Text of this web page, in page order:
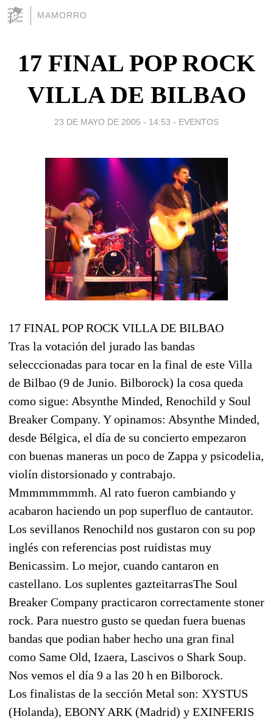
MAMORRO
17 FINAL POP ROCK
VILLA DE BILBAO
23 DE MAYO DE 2005 - 14:53 - EVENTOS
17 FINAL POP ROCK VILLA DE BILBAO
Tras la votación del jurado las bandas
selecccionadas para tocar en la final de este Villa
de Bilbao (9 de Junio. Bilborock) la cosa queda
como sigue: Absynthe Minded, Renochild y Soul
Breaker Company. Y opinamos: Absynthe Minded,
desde Bélgica, el día de su concierto empezaron
con buenas maneras un poco de Zappa y psicodelia,
violín distorsionado y contrabajo.
Mmmmmmmmh. Al rato fueron cambiando y
acabaron haciendo un pop superfluo de cantautor.
Los sevillanos Renochild nos gustaron con su pop
inglés con referencias post ruidistas muy
Benicassim. Lo mejor, cuando cantaron en
castellano. Los suplentes gazteitarrasThe Soul
Breaker Company practicaron correctamente stoner
rock. Para nuestro gusto se quedan fuera buenas
bandas que podian haber hecho una gran final
como Same Old, Izaera, Lascivos o Shark Soup.
Nos vemos el día 9 a las 20 h en Bilborock.
Los finalistas de la sección Metal son: XYSTUS
(Holanda), EBONY ARK (Madrid) y EXINFERIS